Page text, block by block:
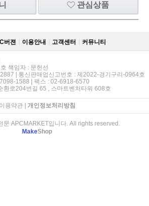
관심상품
버젼 이용안내 고객센터 커뮤니티
책임자 : 문헌선
| 통신판매업신고번호 : 제2022-경기구리-0964호
1588 | 팩스 : 02-6918-6570
환로204번길 65 , 스마트벤처타워 608호
이용약관| 개인정보처리방침
APCMARKET입니다. All rights reserved.
MakeShop